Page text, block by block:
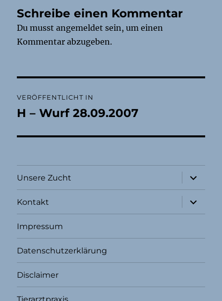
Schreibe einen Kommentar
Du musstangemeldet sein, um einen
Kommentar abzugeben.
VERÖFFENTLICHT IN
H – Wurf 28.09.2007
Unsere Zucht
öffnen
Kontakt
öffnen
Impressum
Datenschutzerklärung
Disclaimer